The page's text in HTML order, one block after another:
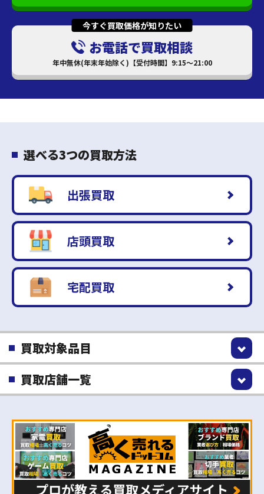
今すぐ買取価格が知りたい
お電話で買取相談
年中無休(年末年始除く)【受付時間】9:15～21:00
選べる3つの買取方法
出張買取
店頭買取
宅配買取
買取対象品目
買取店舗一覧